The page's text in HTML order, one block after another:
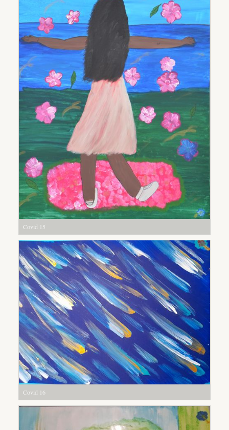
Covid 15
Covid 16